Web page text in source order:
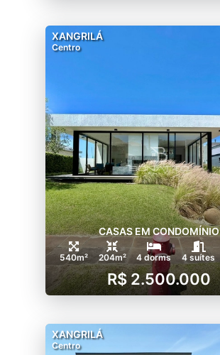
XANGRILÁ
Centro
CASAS EM CONDOMÍNIO
540m² 204m² 4 dorms 4 suítes
R$ 2.500.000
XANGRILÁ
Centro